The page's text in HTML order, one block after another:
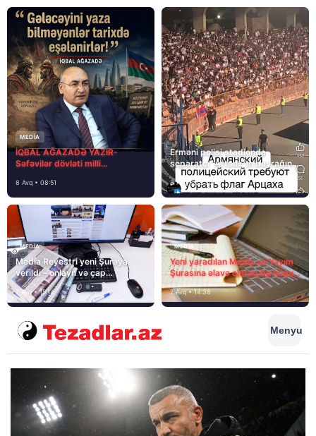
MEDİA
İQBAL AĞAZADƏ YAZIR-
Səfəvilər dövləti milli
8 Avq • 08:51
Erməni polisi stadionda
separatçı “Artsax”ın bayrağını
müsadirə etdi və…
8 Avq • 08:39
MEDİA
Media Reyestri yeni Şuraya
verildi – onlayn və çap
mediasını nə gözləyir?
7 Avq • 15:14
MEDİA
Yeni yaradılan Media və Yayım
Şurasına əlavə olaraq bu hüquq
və vəzifələr də verilib
7 Avq • 14:38
Menyu